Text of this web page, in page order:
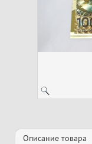
Описание товара